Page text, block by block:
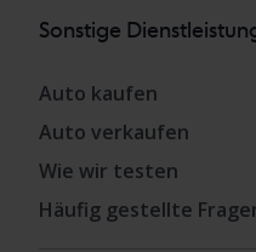
Sonstige
Auto kaufen
Auto verkaufen
Wie wir testen
Häufig gestellte